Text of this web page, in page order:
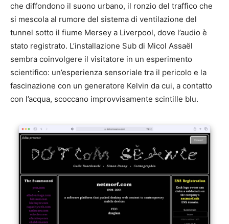
che diffondono il suono urbano, il ronzio del traffico che
si mescola al rumore del sistema di ventilazione del
tunnel sotto il fiume Mersey a Liverpool, dove l’audio è
stato registrato. L’installazione Sub di Micol Assaël
sembra coinvolgere il visitatore in un esperimento
scientifico: un’esperienza sensoriale tra il pericolo e la
fascinazione con un generatore Kelvin da cui, a contatto
con l’acqua, scoccano improvvisamente scintille blu.